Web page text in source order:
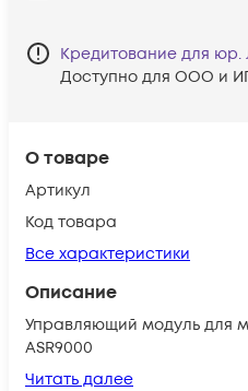
О товаре
Артикул
Код товара
Все характеристики
Описание
Управляющий модуль для
ASR9000
Читать далее
Кредитование для юр.
Доступно для ООО и